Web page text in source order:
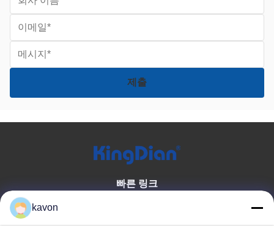
빠른 링크
kavon